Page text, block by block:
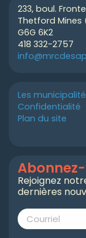
233, boul.
Thetford Mines
G6G 6K2
418 332-2757
Les
Confidentialité
Plan du site
Rejoignez
dernières